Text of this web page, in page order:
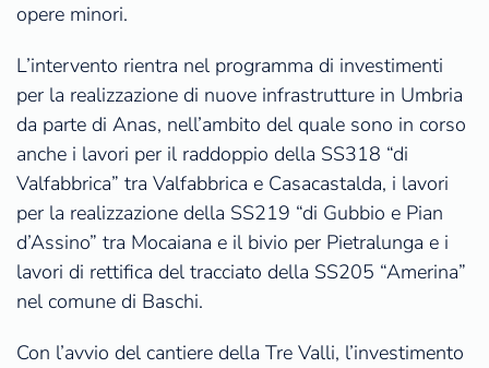
opere minori.
L’intervento rientra nel programma di investimenti
per la realizzazione di nuove infrastrutture in Umbria
da parte di Anas, nell’ambito del quale sono in corso
anche i lavori per il raddoppio della SS318 “di
Valfabbrica” tra Valfabbrica e Casacastalda, i lavori
per la realizzazione della SS219 “di Gubbio e Pian
d’Assino” tra Mocaiana e il bivio per Pietralunga e i
lavori di rettifica del tracciato della SS205 “Amerina”
nel comune di Baschi.
Con l’avvio del cantiere della Tre Valli, l’investimento